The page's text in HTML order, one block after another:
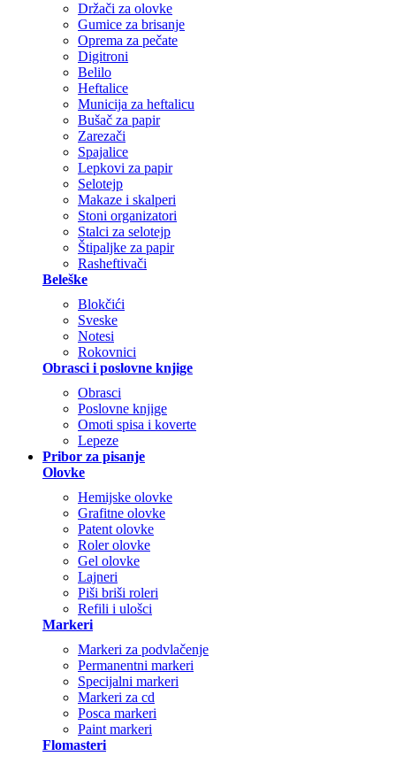
Držači za olovke
Gumice za brisanje
Oprema za pečate
Digitroni
Belilo
Heftalice
Municija za heftalicu
Bušač za papir
Zarezači
Spajalice
Lepkovi za papir
Selotejp
Makaze i skalperi
Stoni organizatori
Stalci za selotejp
Štipaljke za papir
Rasheftivači
Beleške
Blokčići
Sveske
Notesi
Rokovnici
Obrasci i poslovne knjige
Obrasci
Poslovne knjige
Omoti spisa i koverte
Lepeze
Pribor za pisanje
Olovke
Hemijske olovke
Grafitne olovke
Patent olovke
Roler olovke
Gel olovke
Lajneri
Piši briši roleri
Refili i ulošci
Markeri
Markeri za podvlačenje
Permanentni markeri
Specijalni markeri
Markeri za cd
Posca markeri
Paint markeri
Flomasteri